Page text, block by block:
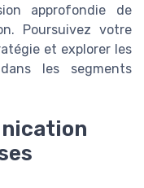
approfondie de
Poursuivez votre
et explorer les
les segments